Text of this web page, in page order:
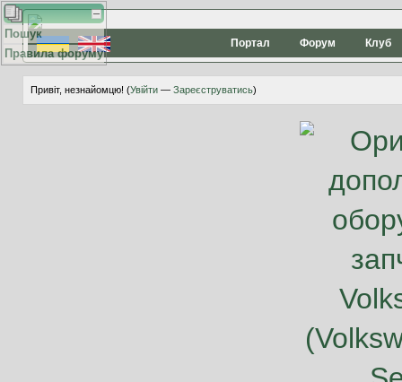
Портал Форум Клуб
Привіт, незнайомцю! (Увійти— Зареєструватись)
Пошук
Правила форуму